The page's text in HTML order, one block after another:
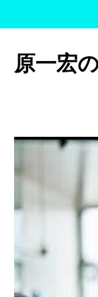
テ
ン
ッ
原一宏